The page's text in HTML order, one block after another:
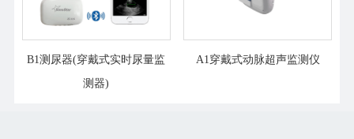
B1测尿器(穿戴式实时尿量监
测器)
A1穿戴式动脉超声监测仪